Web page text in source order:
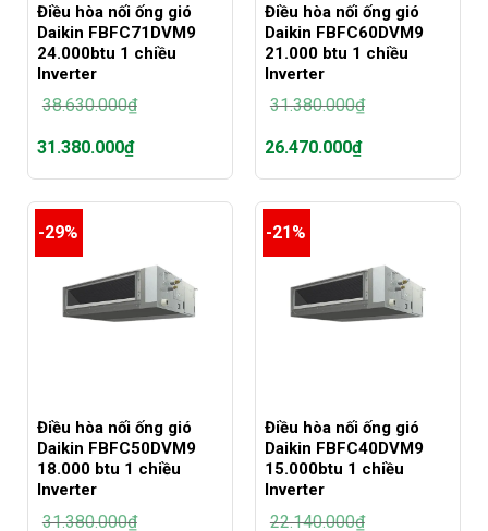
Điều hòa nối ống gió
Daikin FBFC71DVM9
24.000btu 1 chiều
Inverter
38.630.000₫
Giá
gốc
là:
31.380.000₫
Giá
hiện
là:
31.380.000₫.
Điều hòa nối ống gió
Daikin FBFC60DVM9
21.000 btu 1 chiều
Inverter
31.380.000₫
Giá
gốc
là:
26.470.000₫
Giá
hiện
là:
26.470.000₫.
-29%
Điều hòa nối ống gió
Daikin FBFC50DVM9
18.000 btu 1 chiều
Inverter
31.380.000₫
-21%
Điều hòa nối ống gió
Daikin FBFC40DVM9
15.000btu 1 chiều
Inverter
22.140.000₫